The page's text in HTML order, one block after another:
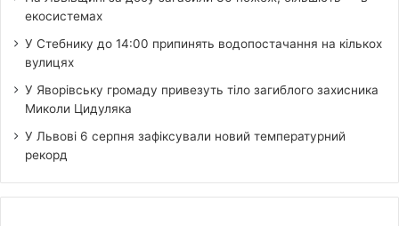
екосистемах
У Стебнику до 14:00 припинять водопостачання на кількох
вулицях
У Яворівську громаду привезуть тіло загиблого захисника
Миколи Цидуляка
У Львові 6 серпня зафіксували новий температурний
рекорд